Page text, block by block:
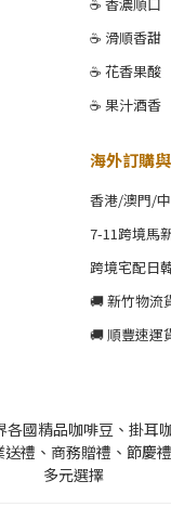
☕ 滑順香甜
☕ 花香果酸
☕ 果汁酒香
海外訂購
香港/澳門/
7-11跨境馬
跨境宅配日
🚚 新竹物流
🚚 順豐速運
各國精品咖啡豆、掛耳
禮、商務贈禮、節慶
多元選擇